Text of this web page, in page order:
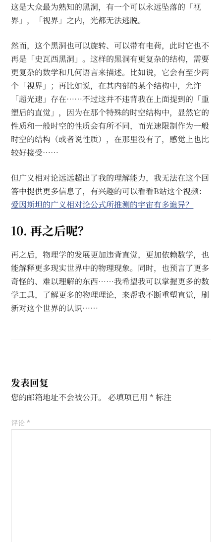
这是大众最为熟知的黑洞，有一个可以永远坠落的「视
界」，「视界」之内，光都无法逃脱。
然而，这个黑洞也可以旋转、可以带有电荷，此时它也不
再是「史瓦西黑洞」。这样的黑洞有更复杂的结构，需要
更复杂的数学和几何语言来描述。比如说，它会有至少两
个「视界」；再比如说，在其内部的某个结构中，允许
「超光速」存在……不过这并不违背我在上面提到的「重
塑后的直觉」，因为在那个特殊的时空结构中，显然它的
性质和一般时空的性质会有所不同，而光速限制作为一般
时空的结构（或者说性质），在那里没有了，感觉上也比
较好接受……
但广义相对论远远超出了我的理解能力，我无法在这个回
答中提供更多信息了，有兴趣的可以看看B站这个视频：
爱因斯坦的广义相对论公式所推测的宇宙有多诡异？
10. 再之后呢？
再之后，物理学的发展更加违背直觉，更加依赖数学，也
能解释更多现实世界中的物理现象。同时，也预言了更多
奇怪的、难以理解的东西……我希望我可以掌握更多的数
学工具，了解更多的物理理论，来帮我不断重塑直觉，刷
新对这个世界的认识……
发表回复
您的邮箱地址不会被公开。 必填项已用*标注
评论*